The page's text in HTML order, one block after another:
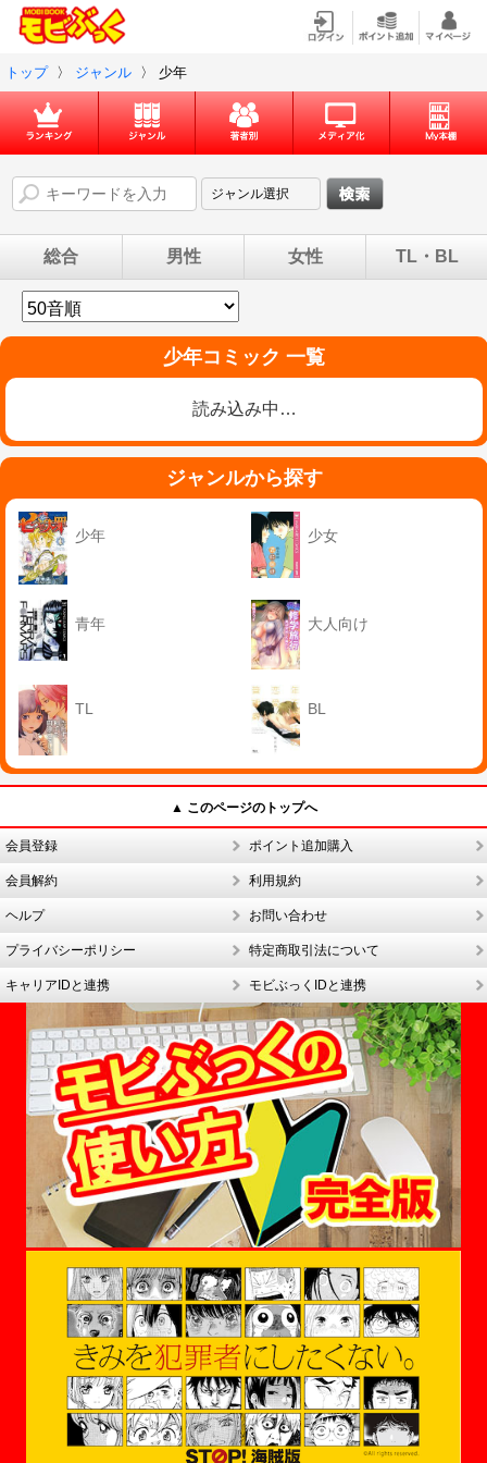
トップ 〉 ジャンル 〉 少年
総合 男性 女性 TL・BL
少年コミック 一覧
読み込み中…
ジャンルから探す
少年 少女
青年 大人向け
TL BL
▲ このページのトップへ
会員登録 ポイント追加購入
会員解約 利用規約
ヘルプ お問い合わせ
プライバシーポリシー 特定商取引法について
キャリアIDと連携 モビぶっくIDと連携